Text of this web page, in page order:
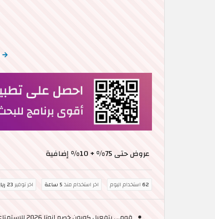
عروض حتى 75% + 10% إضافية
62استخدام اليوم اخر استخدام منذ5 ساعة اخر توفير23 ريال سعودي